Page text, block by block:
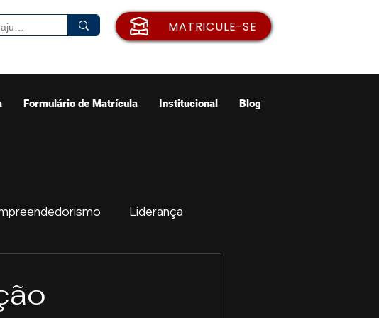
MATRICULE-SE
Formulário de Matrícula Institucional Blog
Liderança